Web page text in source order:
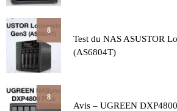
8
Test du NAS ASUSTOR
(AS6804T)
8
Avis – UGREEN